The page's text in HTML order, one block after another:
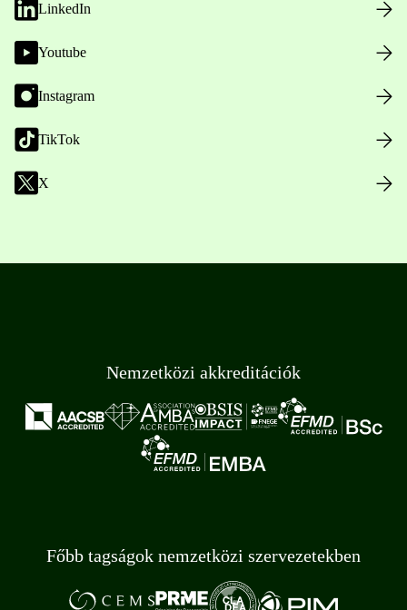
LinkedIn
Youtube
Instagram
TikTok
X
Nemzetközi akkreditációk
Főbb tagságok nemzetközi szervezetekben